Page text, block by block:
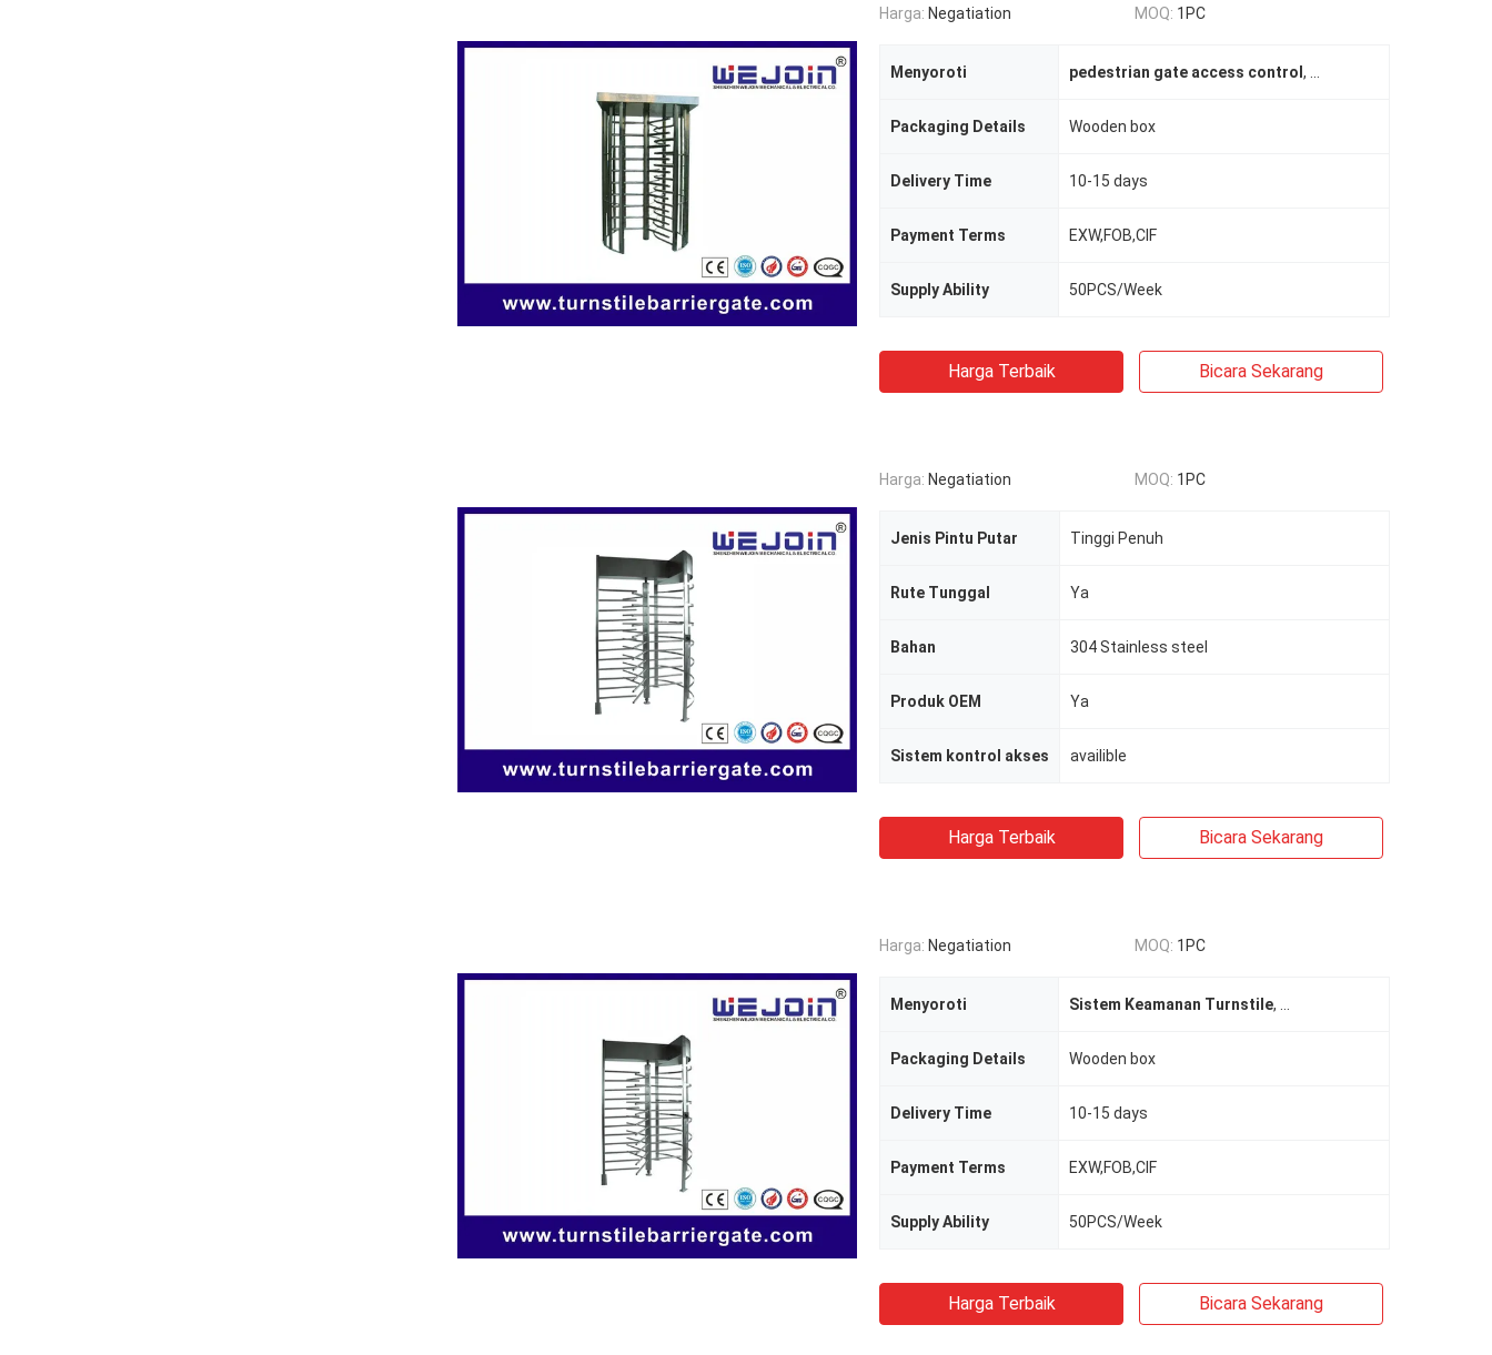
Harga: Negatiation MOQ: 1PC
Menyoroti pedestrian gate access control ,
Packaging Details Wooden box
Delivery Time 10-15 days
Payment Terms EXW,FOB,CIF
Supply Ability 50PCS/Week
Harga Terbaik Bicara Sekarang
Harga: Negatiation MOQ: 1PC
Jenis Pintu Putar Tinggi Penuh
Rute Tunggal Ya
Bahan 304 Stainless steel
Produk OEM Ya
Sistem kontrol akses availible
Harga Terbaik Bicara Sekarang
Harga: Negatiation MOQ: 1PC
Menyoroti Sistem Keamanan Turnstile,
Packaging Details Wooden box
Delivery Time 10-15 days
Payment Terms EXW,FOB,CIF
Supply Ability 50PCS/Week
Harga Terbaik Bicara Sekarang